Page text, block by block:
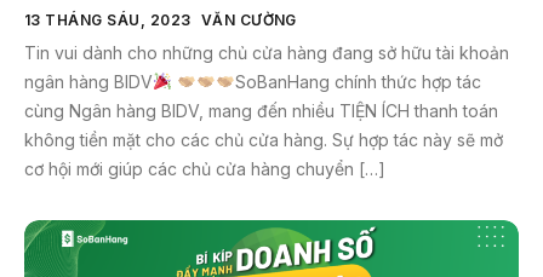
13 THÁNG SÁU, 2023 VĂN CƯỜNG
Tin vui dành cho những chủ cửa hàng đang sở hữu tài khoản
ngân hàng BIDV
SoBanHang chính thức hợp tác
cùng Ngân hàng BIDV, mang đến nhiều TIỆN ÍCH thanh toán
không tiền mặt cho các chủ cửa hàng. Sự hợp tác này sẽ mở
cơ hội mới giúp các chủ cửa hàng chuyển […]